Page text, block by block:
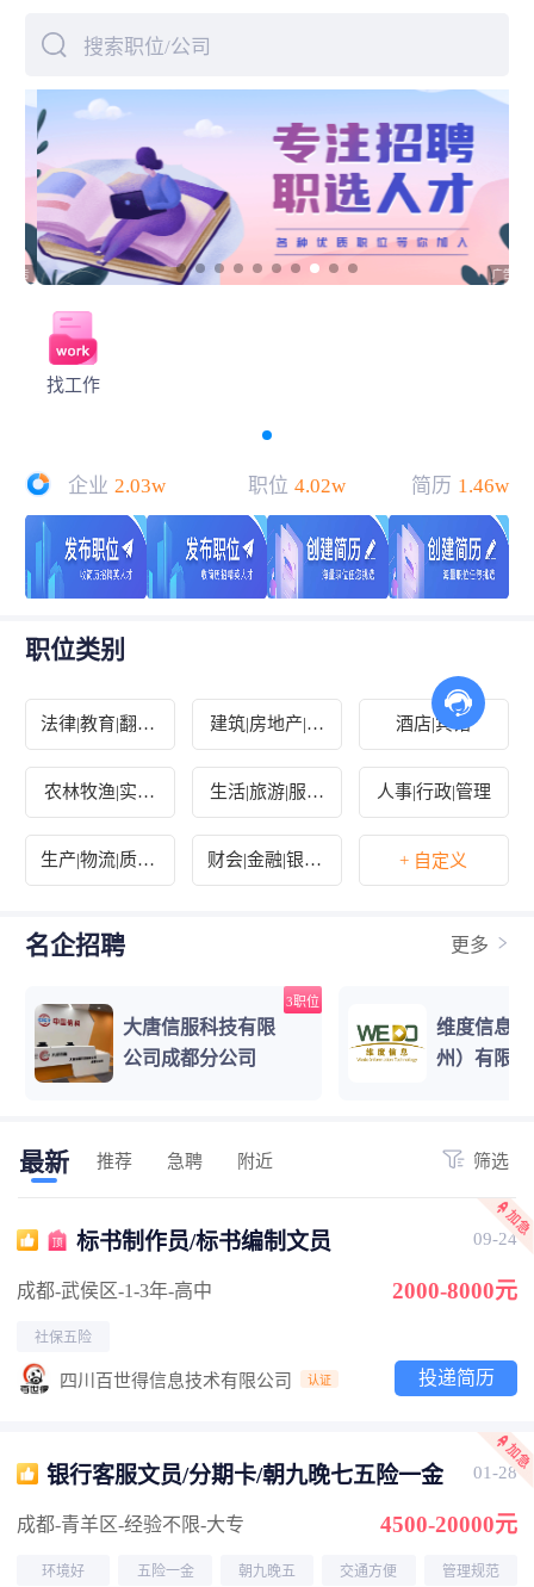
搜索职位/公司
找工作
企业 2.03w 职位 4.02w 简历 1.46w
职位类别
法律|教育|翻译|
出版
建筑|房地产|装
修|物业
酒店|宾馆
农林牧渔|实习
生|其他
生活|旅游|服务
业
人事|行政|管理
生产|物流|质控| 财会|金融|银行| + 自定义
名企招聘 更多
大唐信服科技有限
公司成都分公司
3职位
维度信息
州）有限
最新 推荐 急聘 附近 筛选
标书制作员/标书编制文员 09-24
成都-武侯区-1-3年-高中 2000-8000元
社保五险
四川百世得信息技术有限公司 认证 投递简历
银行客服文员/分期卡/朝九晚七五险一金 01-28
成都-青羊区-经验不限-大专 4500-20000元
环境好 五险一金 朝九晚五 交通方便 管理规范